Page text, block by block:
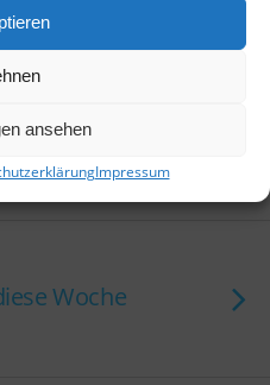
ansehen
Impressum
10.04.17
Woche